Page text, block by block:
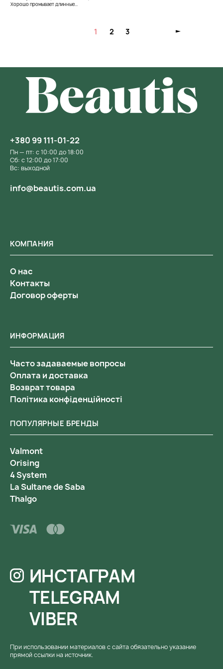
Хорошо промывает длинные...
1 2 3
ИНФОРМАЦИЯ
Часто задаваемые вопросы
Оплата и доставка
Возврат товара
Політика конфіденційності
КОМПАНИЯ
О нас
Контакты
Договор оферты
ПОПУЛЯРНЫЕ БРЕНДЫ
Valmont
Orising
4 System
La Sultane de Saba
Thalgo
+380 99 111-01-22
Пн — пт: с 10:00 до 18:00
Сб: с 12:00 до 17:00
Вс: выходной
info@beautis.com.ua
ИНСТАГРАМ
TELEGRAM
VIBER
При использовании материалов с сайта обязательно указание
прямой ссылки на источник.